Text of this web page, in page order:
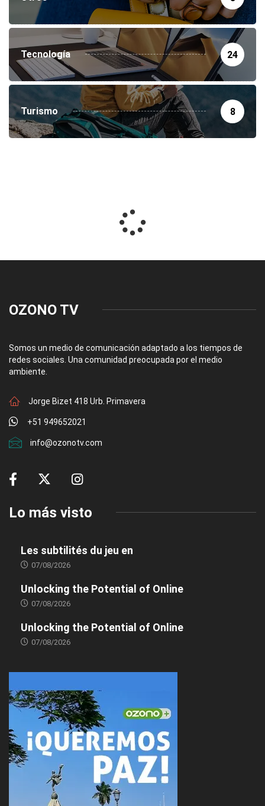
Tecnología 24
Turismo 8
OZONO TV
Somos un medio de comunicación adaptado a los tiempos de
redes sociales. Una comunidad preocupada por el medio
ambiente.
Jorge Bizet 418 Urb. Primavera
+51 949652021
info@ozonotv.com
Lo más visto
Les subtilités du jeu en
07/08/2026
Unlocking the Potential of Online
07/08/2026
Unlocking the Potential of Online
07/08/2026